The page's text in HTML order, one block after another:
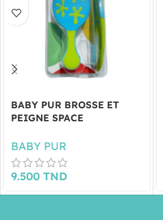
BABY PUR BROSSE ET
PEIGNE SPACE
BABY PUR
9.500 TND